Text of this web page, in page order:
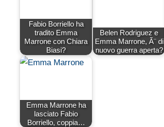
Fabio Borriello ha
tradito Emma
Marrone con Chiara
Biasi?
Belen Rodriguez e
Emma Marrone, Ã¨ di
nuovo guerra aperta?
Emma Marrone ha
lasciato Fabio
Borriello, coppia…